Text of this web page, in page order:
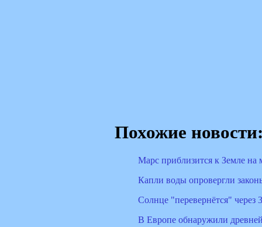
Похожие
Марс приблизится к Земле на
Капли воды опровергли
Солнце "перевернётся" через
В Европе обнаружили